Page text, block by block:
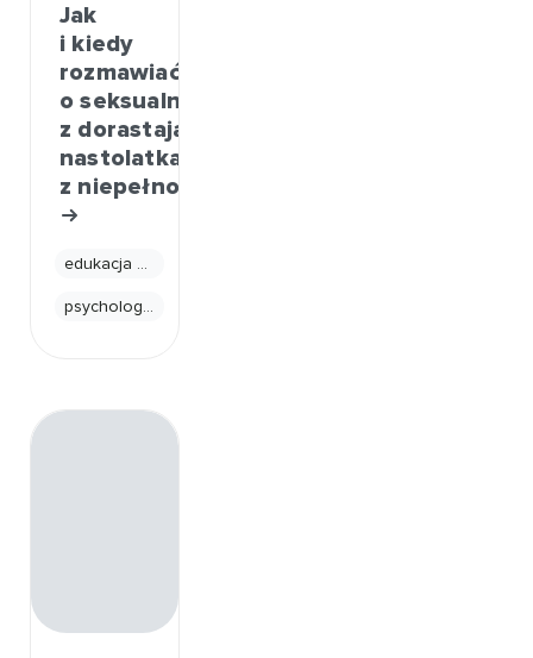
Jak
i kiedy
rozmawiać
o seksualności
z dorastającymi
nastolatkami
z niepełnosprawnościami.
edukacja seksualna
psychologia